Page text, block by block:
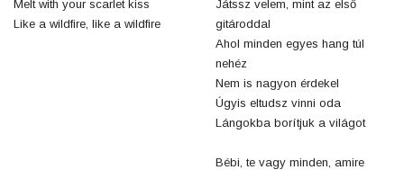
Melt with your scarlet kiss
Like a wildfire, like a wildfire
Játssz velem, mint az első
gitároddal
Ahol minden egyes hang túl
nehéz
Nem is nagyon érdekel
Úgyis eltudsz vinni oda
Lángokba borítjuk a világot
Bébi, te vagy minden, amire